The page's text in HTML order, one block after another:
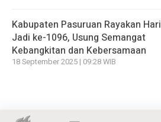
Kabupaten Pasuruan Rayakan Hari
Jadi ke-1096, Usung Semangat
Kebangkitan dan Kebersamaan
18 September 2025 | 09:28 WIB